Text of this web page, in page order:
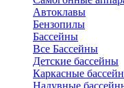
Автоклавы
Бензопилы
Бассейны
Все Бассейны
Детские бассейны
Каркасные
Надувные